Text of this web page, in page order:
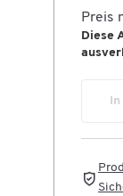
Preis
Diese